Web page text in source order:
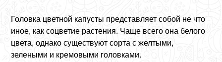
Головка цветной капусты представляет собой не что
иное, как соцветие растения. Чаще всего она белого
цвета, однако существуют сорта с желтыми,
зелеными и кремовыми головками.